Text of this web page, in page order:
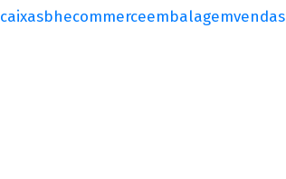
caixasbhecommerceembalagemvendas